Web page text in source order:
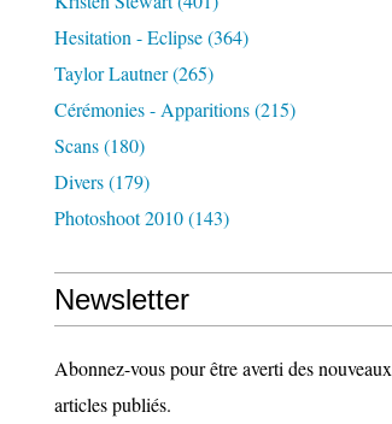
Hesitation - Eclipse(364)
Taylor Lautner(265)
Cérémonies - Apparitions(215)
Scans(180)
Divers(179)
Photoshoot 2010(143)
Newsletter
Abonnez-vous pour être averti des nouveaux
articles publiés.